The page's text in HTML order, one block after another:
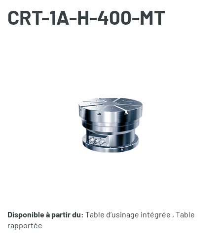
CRT-1A-H-400-MT
Disponible à partir du: Table d’usinage intégrée , Table
rapportée